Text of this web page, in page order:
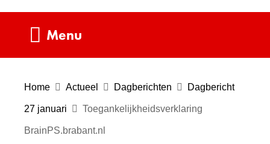
Menu
Home Actueel Dagberichten Dagbericht
27 januari Toegankelijkheidsverklaring
BrainPS.brabant.nl